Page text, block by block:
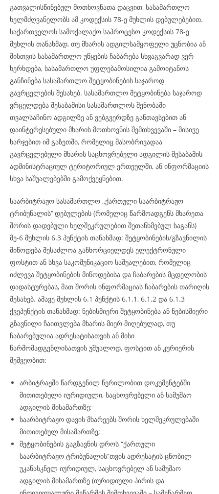
გათვალისწინებულ მოთხოვნათა დაცვით, სასამართლო
ხელმძღვანელობს ამ კოდექსის 78-ე მუხლის დებულებებით.
საქართველოს სამოქალაქო საპროცესო კოდექსის 78-ე
მუხლის თანახმად, თუ მხარის ადგილსამყოფელი უცნობია ან
მისთვის სასამართლო უწყების ჩაბარება სხვაგვარად ვერ
ხერხდება, სასამართლო უფლებამოსილია გამოიტანოს
განჩინება სასამართლო შეტყობინების საჯაროდ
გავრცელების შესახებ. სასამართლო შეტყობინება საჯაროდ
ვრცელდება შესაბამისი სასამართლოს შენობაში
თვალსაჩინო ადგილზე ან ვებგვერდზე განთავსებით ან
დაინტერესებული მხარის მოთხოვნის შემთხვევაში – მისივე
ხარჯებით იმ გაზეთში, რომელიც მასობრივადაა
გავრცელებული მხარის საცხოვრებელი ადგილის შესაბამის
ადმინისტრაციულ ტერიტორიულ ერთეულში, ან ინფორმაციის
სხვა საშუალებებში გამოქვეყნებით.
საარბიტრაჟო სასამართლო ,,ქართული საარბიტრაჟო
ტრიბუნალის’’ დებულების (რომელიც წარმოადგენს მხარეთა
შორის დადებული ხელშეკრულებით შეთანხმებულ საგანს)
მე-6 მუხლის 6.3 პუნქტის თანახმად: შეტყობინების/გზავნილის
მიწოდება შესაძლოა განხორციელდეს ელექტრონული
ფოსტით ან სხვა საკომუნიკაციო საშუალებით, რომელიც
იძლევა შეტყობინების მიწოდებისა და ჩაბარების მცდელობის
დადასტურებას, მათ შორის ინფორმაციას ჩაბარების თარიღის
შესახებ. ამავე მუხლის 6.1 პუნქტის 6.1.1, 6.1.2 და 6.1.3
ქვეპუნქტის თანახმად: ნებისმიერი შეტყობინება ან ნებისმიერი
გზავნილი ჩაითვლება მხარის მიერ მიღებულად, თუ
ჩაბარებულია ადრესატისათვის ან მისი
წარმომადგენლისათვის უშუალოდ, ფოსტით ან კურიერის
მეშვეობით:
არბიტრაჟში წარდგენილ წერილობით დოკუმენტებში
მითითებული იურიდიული, საცხოვრებელი ან სამუშაო
ადგილის მისამართზე;
საარბიტრაჟო დავის მხარეებს შორის ხელშეკრულებაში
მითითებულ მისამართზე;
შეტყობინების გაგზავნის დროს “ქართული
საარბიტრაჟო ტრიბუნალის”თვის ადრესატის ცნობილ
უკანასკნელ იურიდიულ, საცხოვრებელ ან სამუშაო
ადგილის მისამართზე (იურიდიული პირის და